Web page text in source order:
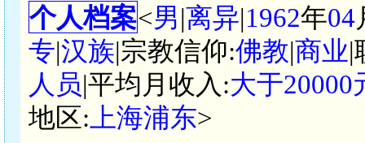
个人档案<男|离异|1962年04
专|汉族|宗教信仰:佛教|商业|
人员|平均月收入:大于20000
地区: 上海浦东>